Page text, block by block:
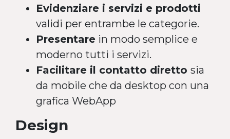
Evidenziare i servizi e prodotti
validi per entrambe le categorie.
Presentare in modo semplice e
moderno tutti i servizi.
Facilitare il contatto diretto sia
da mobile che da desktop con una
grafica WebApp
Design